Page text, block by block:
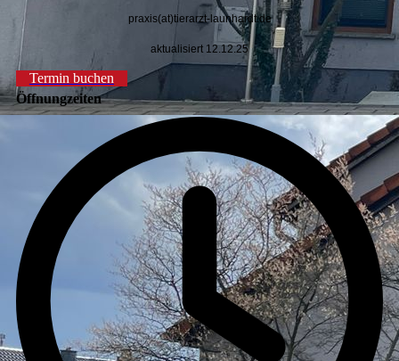
praxis(at)tierarzt-launhardt.de
aktualisiert 12.12.25
Termin buchen
Öffnungzeiten